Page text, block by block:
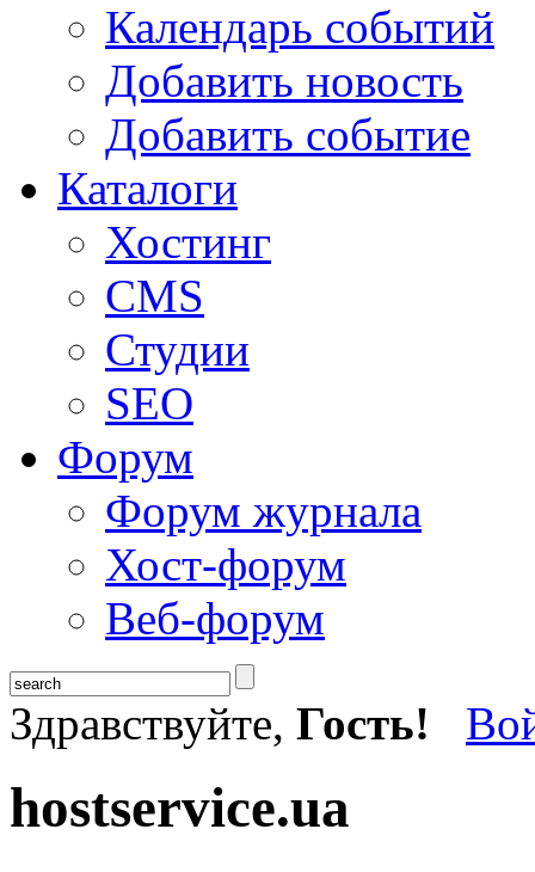
Календарь событий
Добавить новость
Добавить событие
Каталоги
Хостинг
CMS
Студии
SEO
Форум
Форум журнала
Хост-форум
Веб-форум
Здравствуйте, Гость!
hostservice.ua